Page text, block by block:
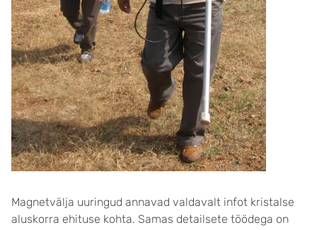
Magnetvälja uuringud annavad valdavalt infot kristalse
aluskorra ehituse kohta. Samas detailsete töödega on